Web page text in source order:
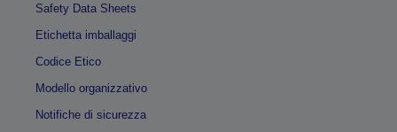
Safety Data Sheets
Etichetta imballaggi
Codice Etico
Modello organizzativo
Notifiche di sicurezza